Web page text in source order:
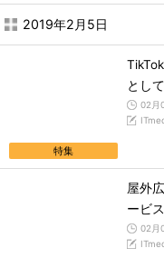
2019年2月5日
特集
とし
02月
屋外
ービス
02月